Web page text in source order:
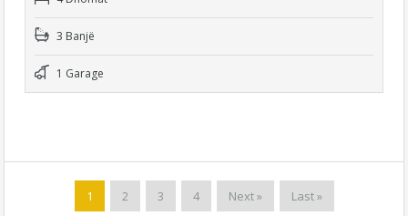
3 Banjë
1 Garage
1 2 3 4 Next » Last »